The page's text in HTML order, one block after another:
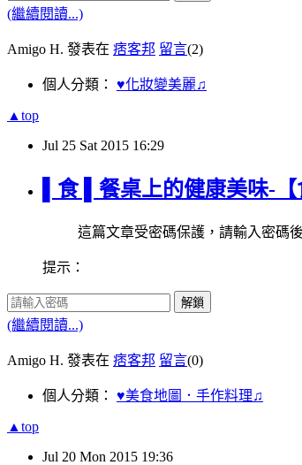
(繼續閱讀...)
Amigo H. 發表在 痞客邦 留言(2)
個人分類： ♥化妝變美麗♫
▲top
Jul 25 Sat 2015 16:29
▌食 ▌餐桌上的健康美味-
這篇文章受密碼保護，請輸入密碼
提示：
解鎖
(繼續閱讀...)
Amigo H. 發表在 痞客邦 留言(0)
個人分類： ♥美食地圖．手作料理♫
▲top
Jul 20 Mon 2015 19:36